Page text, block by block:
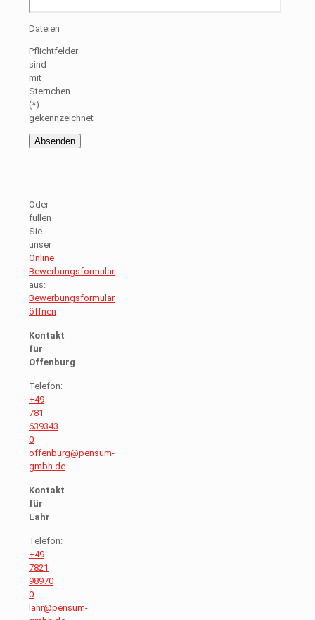
Dateien
Pflichtfelder
sind
mit
Sternchen
(*)
gekennzeichnet
Oder
füllen
Sie
unser
Online
Bewerbungsformular
aus:
Bewerbungsformular
öffnen
Kontakt
für
Offenburg
Telefon:
+49
781
639343
0
offenburg@pensum-
gmbh.de
Kontakt
für
Lahr
Telefon:
+49
7821
98970
0
lahr@pensum-